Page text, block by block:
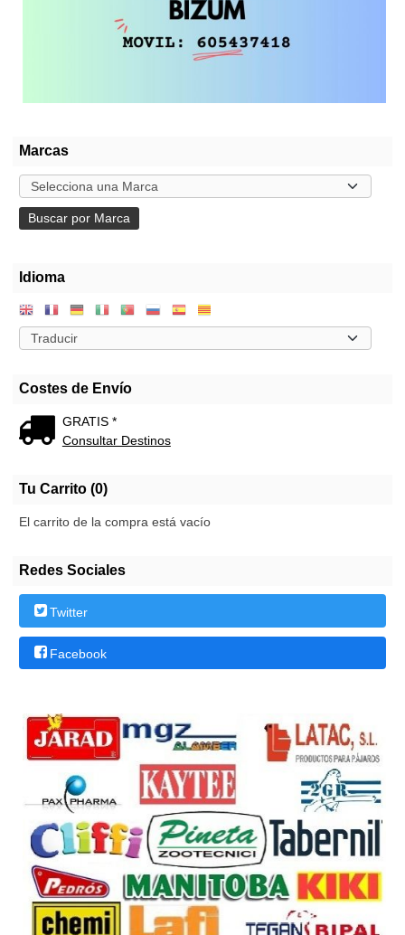
Marcas
Idioma
Costes de Envío
GRATIS *
Consultar Destinos
Tu Carrito (0)
El carrito de la compra está vacío
Redes Sociales
Twitter
Facebook